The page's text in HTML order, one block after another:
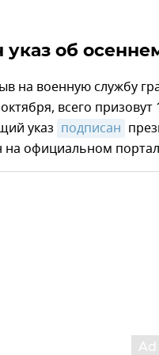
указ об
на военную службу
всего
указ подписан
на официальном